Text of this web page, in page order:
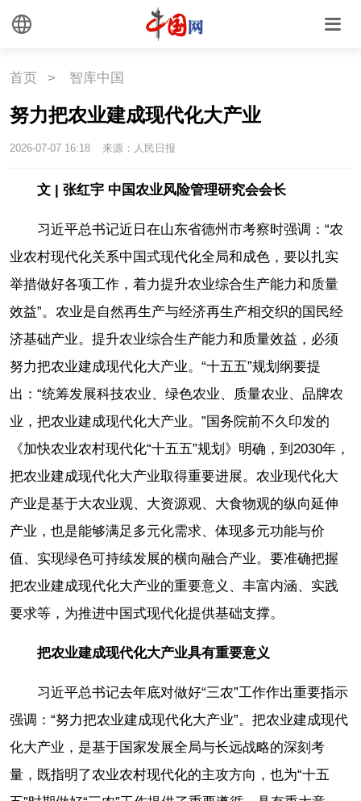
首页 > 智库中国
努力把农业建成现代化大产业
2026-07-07 16:18 来源：人民日报
文 | 张红宇 中国农业风险管理研究会会长
习近平总书记近日在山东省德州市考察时强调：“农
业农村现代化关系中国式现代化全局和成色，要以扎实
举措做好各项工作，着力提升农业综合生产能力和质量
效益”。农业是自然再生产与经济再生产相交织的国民经
济基础产业。提升农业综合生产能力和质量效益，必须
努力把农业建成现代化大产业。“十五五”规划纲要提
出：“统筹发展科技农业、绿色农业、质量农业、品牌农
业，把农业建成现代化大产业。”国务院前不久印发的
《加快农业农村现代化“十五五”规划》明确，到2030年，
把农业建成现代化大产业取得重要进展。农业现代化大
产业是基于大农业观、大资源观、大食物观的纵向延伸
产业，也是能够满足多元化需求、体现多元功能与价
值、实现绿色可持续发展的横向融合产业。要准确把握
把农业建成现代化大产业的重要意义、丰富内涵、实践
要求等，为推进中国式现代化提供基础支撑。
把农业建成现代化大产业具有重要意义
习近平总书记去年底对做好“三农”工作作出重要指示
强调：“努力把农业建成现代化大产业”。把农业建成现代
化大产业，是基于国家发展全局与长远战略的深刻考
量，既指明了农业农村现代化的主攻方向，也为“十五